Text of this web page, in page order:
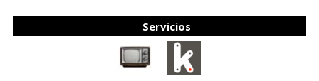
Servicios